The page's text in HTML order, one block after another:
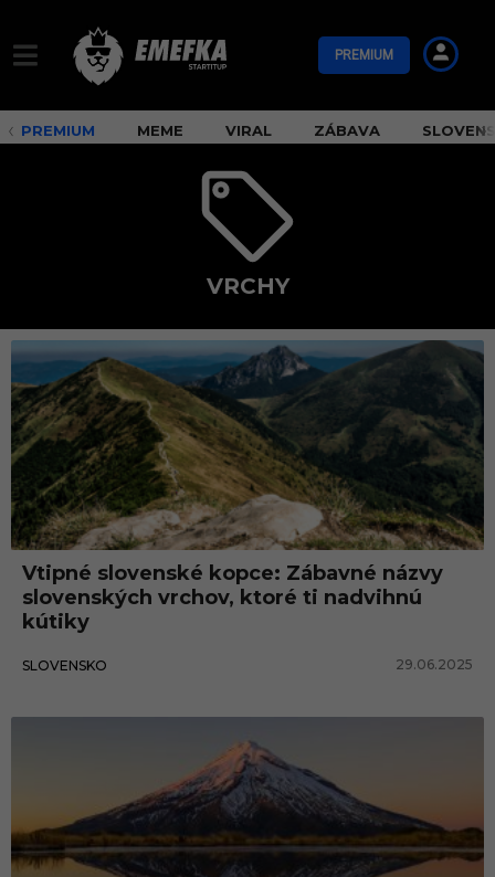
PREMIUM
PREMIUM MEME VIRAL ZÁBAVA
VRCHY
v
r
c
h
y
Vtipné slovenské kopce: Zábavné názvy
slovenských vrchov, ktoré ti nadvihnú
kútiky
SLOVENSKO 29.06.2025